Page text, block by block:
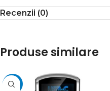
Recenzii (0)
Produse similare
-21%